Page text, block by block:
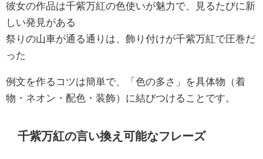
彼女の作品は千紫万紅の色使いが魅力で、見るたびに新
しい発見がある
祭りの山車が通る通りは、飾り付けが千紫万紅で圧巻だ
った
例文を作るコツは簡単で、「色の多さ」を具体物（着
物・ネオン・配色・装飾）に結びつけることです。
千紫万紅の言い換え可能なフレーズ